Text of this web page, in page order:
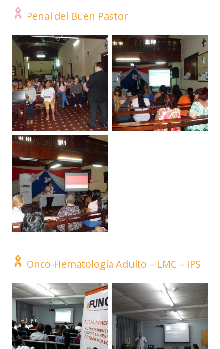
Penal del Buen Pastor
Onco-Hematología Adulto – LMC – IPS